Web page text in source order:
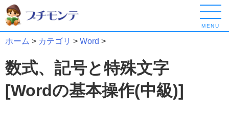
MENU
ホーム > カテゴリ > Word >
数式、記号と特殊文字
[Wordの基本操作(中級)]